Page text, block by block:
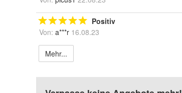
Positiv
Von: a***r 16.08.23
Mehr...